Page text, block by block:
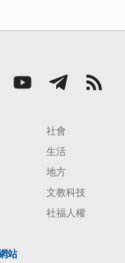
社會
生活
地方
文教科技
社福人權
站